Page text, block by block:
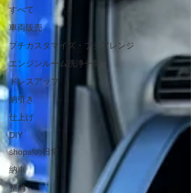
すべて
車両販売
プチカスタマイズ・プチアレンジ
エンジンルーム洗浄一覧
ドレスアップ
納引き
仕上げ
DIY
shops!の日常
納車
整備